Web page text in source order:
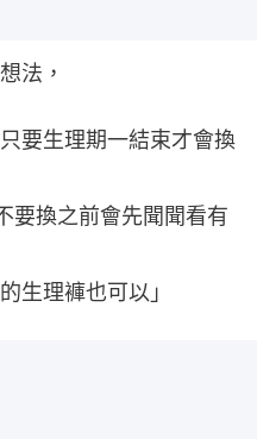
法，
要生理期一結束才會換
要換之前會先聞聞看有
生理褲也可以」